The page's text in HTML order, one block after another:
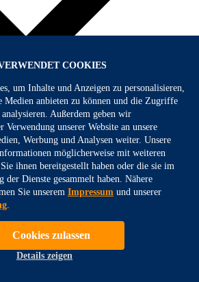
COOKIES
um Inhalte und Anzeigen zu personalisieren,
Medien anbieten zu können und die Zugriffe
Außerdem geben wir
unserer Website an unsere
Werbung und Analysen weiter. Unsere
möglicherweise mit weiteren
ihnen bereitgestellt haben oder die sie im
der Dienste gesammelt haben. Nähere
Sie unserem Impressum und unserer
.
Cookies zulassen
Details zeigen